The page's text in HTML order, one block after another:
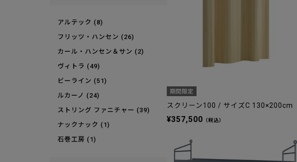
アルテック (8)
フリッツ・ハンセン (26)
カール・ハンセン＆サン (2)
ヴィトラ (49)
ビーライン (51)
ルカーノ (24)
ストリング ファニチャー (39)
ナックナック (1)
石巻工房 (1)
スクリーン100 / サイズC 130×200cm
¥357,500 （税込）